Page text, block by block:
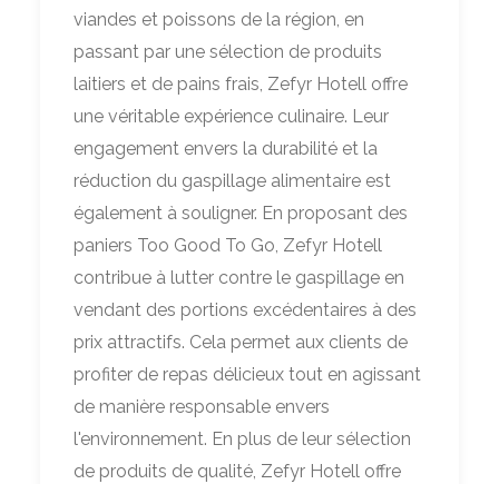
viandes et poissons de la région, en
passant par une sélection de produits
laitiers et de pains frais, Zefyr Hotell offre
une véritable expérience culinaire. Leur
engagement envers la durabilité et la
réduction du gaspillage alimentaire est
également à souligner. En proposant des
paniers Too Good To Go, Zefyr Hotell
contribue à lutter contre le gaspillage en
vendant des portions excédentaires à des
prix attractifs. Cela permet aux clients de
profiter de repas délicieux tout en agissant
de manière responsable envers
l'environnement. En plus de leur sélection
de produits de qualité, Zefyr Hotell offre